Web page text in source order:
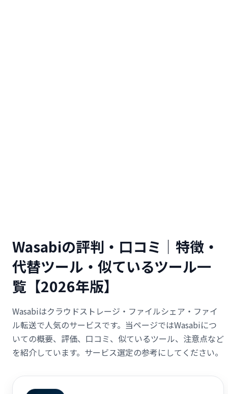
Wasabiの評判・口コミ｜特徴・
代替ツール・似ているツール一
覧【2026年版】
Wasabiはクラウドストレージ・ファイルシェア・ファイ
ル転送で人気のサービスです。当ページではWasabiにつ
いての概要、評価、口コミ、似ているツール、注意点など
を紹介しています。サービス選定の参考にしてください。